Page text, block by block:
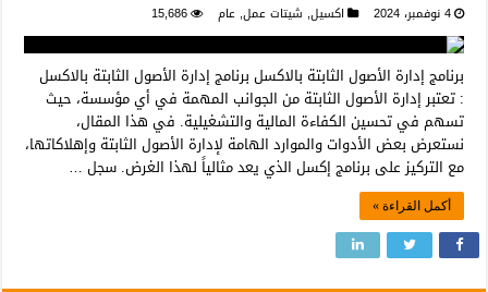
4 نوفمبر، 2024 اكسيل, شيتات عمل, عام 15,686
برنامج إدارة الأصول الثابتة بالاكسل برنامج إدارة الأصول الثابتة بالاكسل
: تعتبر إدارة الأصول الثابتة من الجوانب المهمة في أي مؤسسة، حيث
تسهم في تحسين الكفاءة المالية والتشغيلية. في هذا المقال،
نستعرض بعض الأدوات والموارد الهامة لإدارة الأصول الثابتة وإهلاكاتها،
مع التركيز على برنامج إكسل الذي يعد مثالياً لهذا الغرض. سجل …
أكمل القراءة »